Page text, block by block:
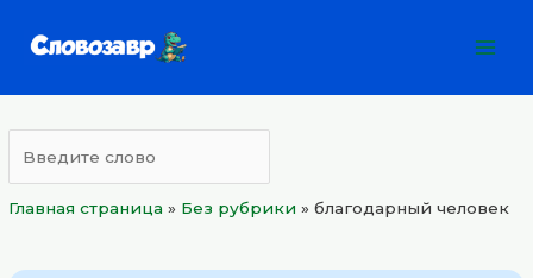
Главная страница » Без рубрики »благодарный человек